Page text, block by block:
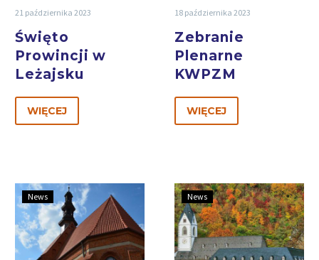
21 października 2023
Święto
Prowincji w
Leżajsku
WIĘCEJ
18 października 2023
Zebranie
Plenarne
KWPZM
WIĘCEJ
News News